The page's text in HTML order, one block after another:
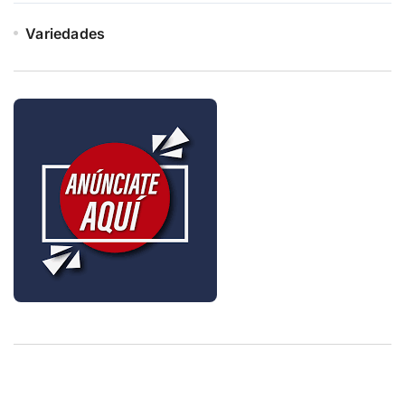
Variedades